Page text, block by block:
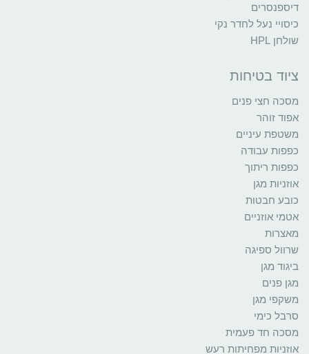
דיספנסרים
כיסויי נעל לחדר נקי
שולחן HPL
ציוד בטיחות
מסכה חצי פנים
אפוד זוהר
משטפת עיניים
כפפות עבודה
כפפות ריתוך
אוזניות מגן
כובע חבטות
אטמי אוזניים
מאצרות
שרוול ספיגה
ביגוד מגן
מגן פנים
משקפי מגן
סרבל כימי
מסכה חד פעמית
אוזניות מפחיתות רעש